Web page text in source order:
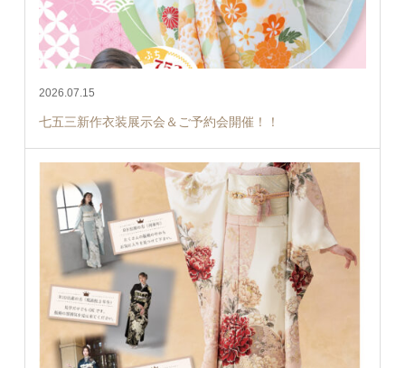
2026.07.15
七五三新作衣装展示会＆ご予約会開催！！